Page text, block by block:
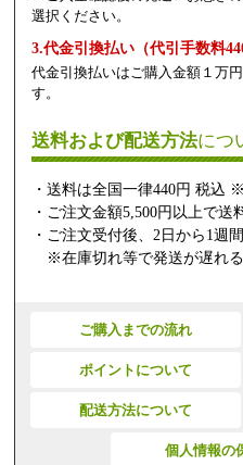
選択ください。
3.代金引換払い（代引手数料
代金引換払いはご購入金額１万
す。
送料および配送方法につ
・送料は全国一律440円 税込
・ご注文金額5,500円以上で送
・ご注文受付後、2日から1週
※在庫切れ等で発送が遅れる
ご購入までの流れ
ポイントについて
配送方法について
個人情報の